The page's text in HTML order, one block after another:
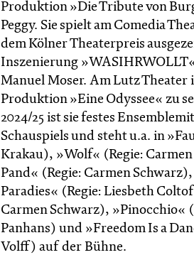
Produktion »Die Tribute von
Peggy. Sie spielt am Comedia
dem Kölner Theaterpreis
Inszenierung
Manuel Moser. Am Lutz Theater
Produktion »Eine Odyssee« zu
2024/25 ist sie festes
Schauspiels und steht u.a. in
Krakau), »Wolf« (Regie:
Pand« (Regie: Carmen
Paradies« (Regie: Liesbeth
Carmen Schwarz), »Pinocchio«
Panhans) und »Freedom Is a
Volff) auf der Bühne.